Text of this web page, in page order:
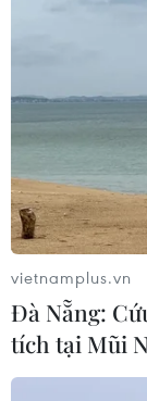
vietnamplus.vn
Đà Nẵng:
tích tại Mũi